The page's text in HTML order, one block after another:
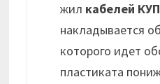
жил кабелей
накладывается
которого идет
пластиката